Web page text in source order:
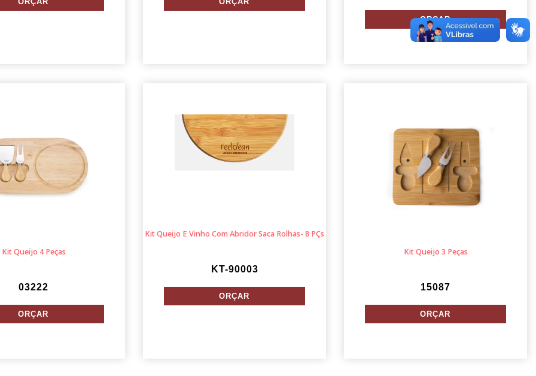
Kit Queijo 4 Peças
03222
Kit Queijo E Vinho Com Abridor Saca Rolhas- 8 PÇs
KT-90003
Kit Queijo 3 Peças
15087